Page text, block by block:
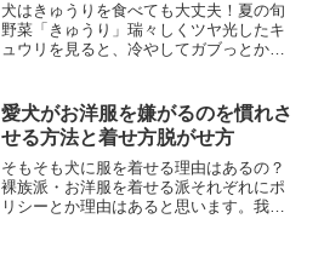
犬はきゅうりを食べても大丈夫！夏の旬
野菜「きゅうり」瑞々しくツヤ光したキ
ュウリを見ると、冷やしてガブっとかぶ
ウリ食べてもいいのか問題ペットライフ
社が運営する「hott...
愛犬がお洋服を嫌がるのを慣れさ
せる方法と着せ方脱がせ方
そもそも犬に服を着せる理由はあるの？
裸族派・お洋服を着せる派それぞれにポ
リシーとか理由はあると思います。我が